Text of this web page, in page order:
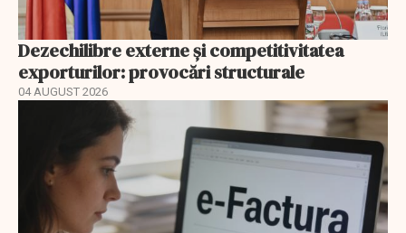
Dezechilibre externe și competitivitatea
exporturilor: provocări structurale
04 AUGUST 2026